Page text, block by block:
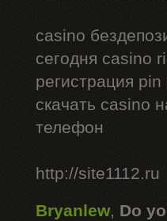
casino
сегодня casino
регистрация
скачать casino
телефон
http://site1112.ru
Bryanlew, Do